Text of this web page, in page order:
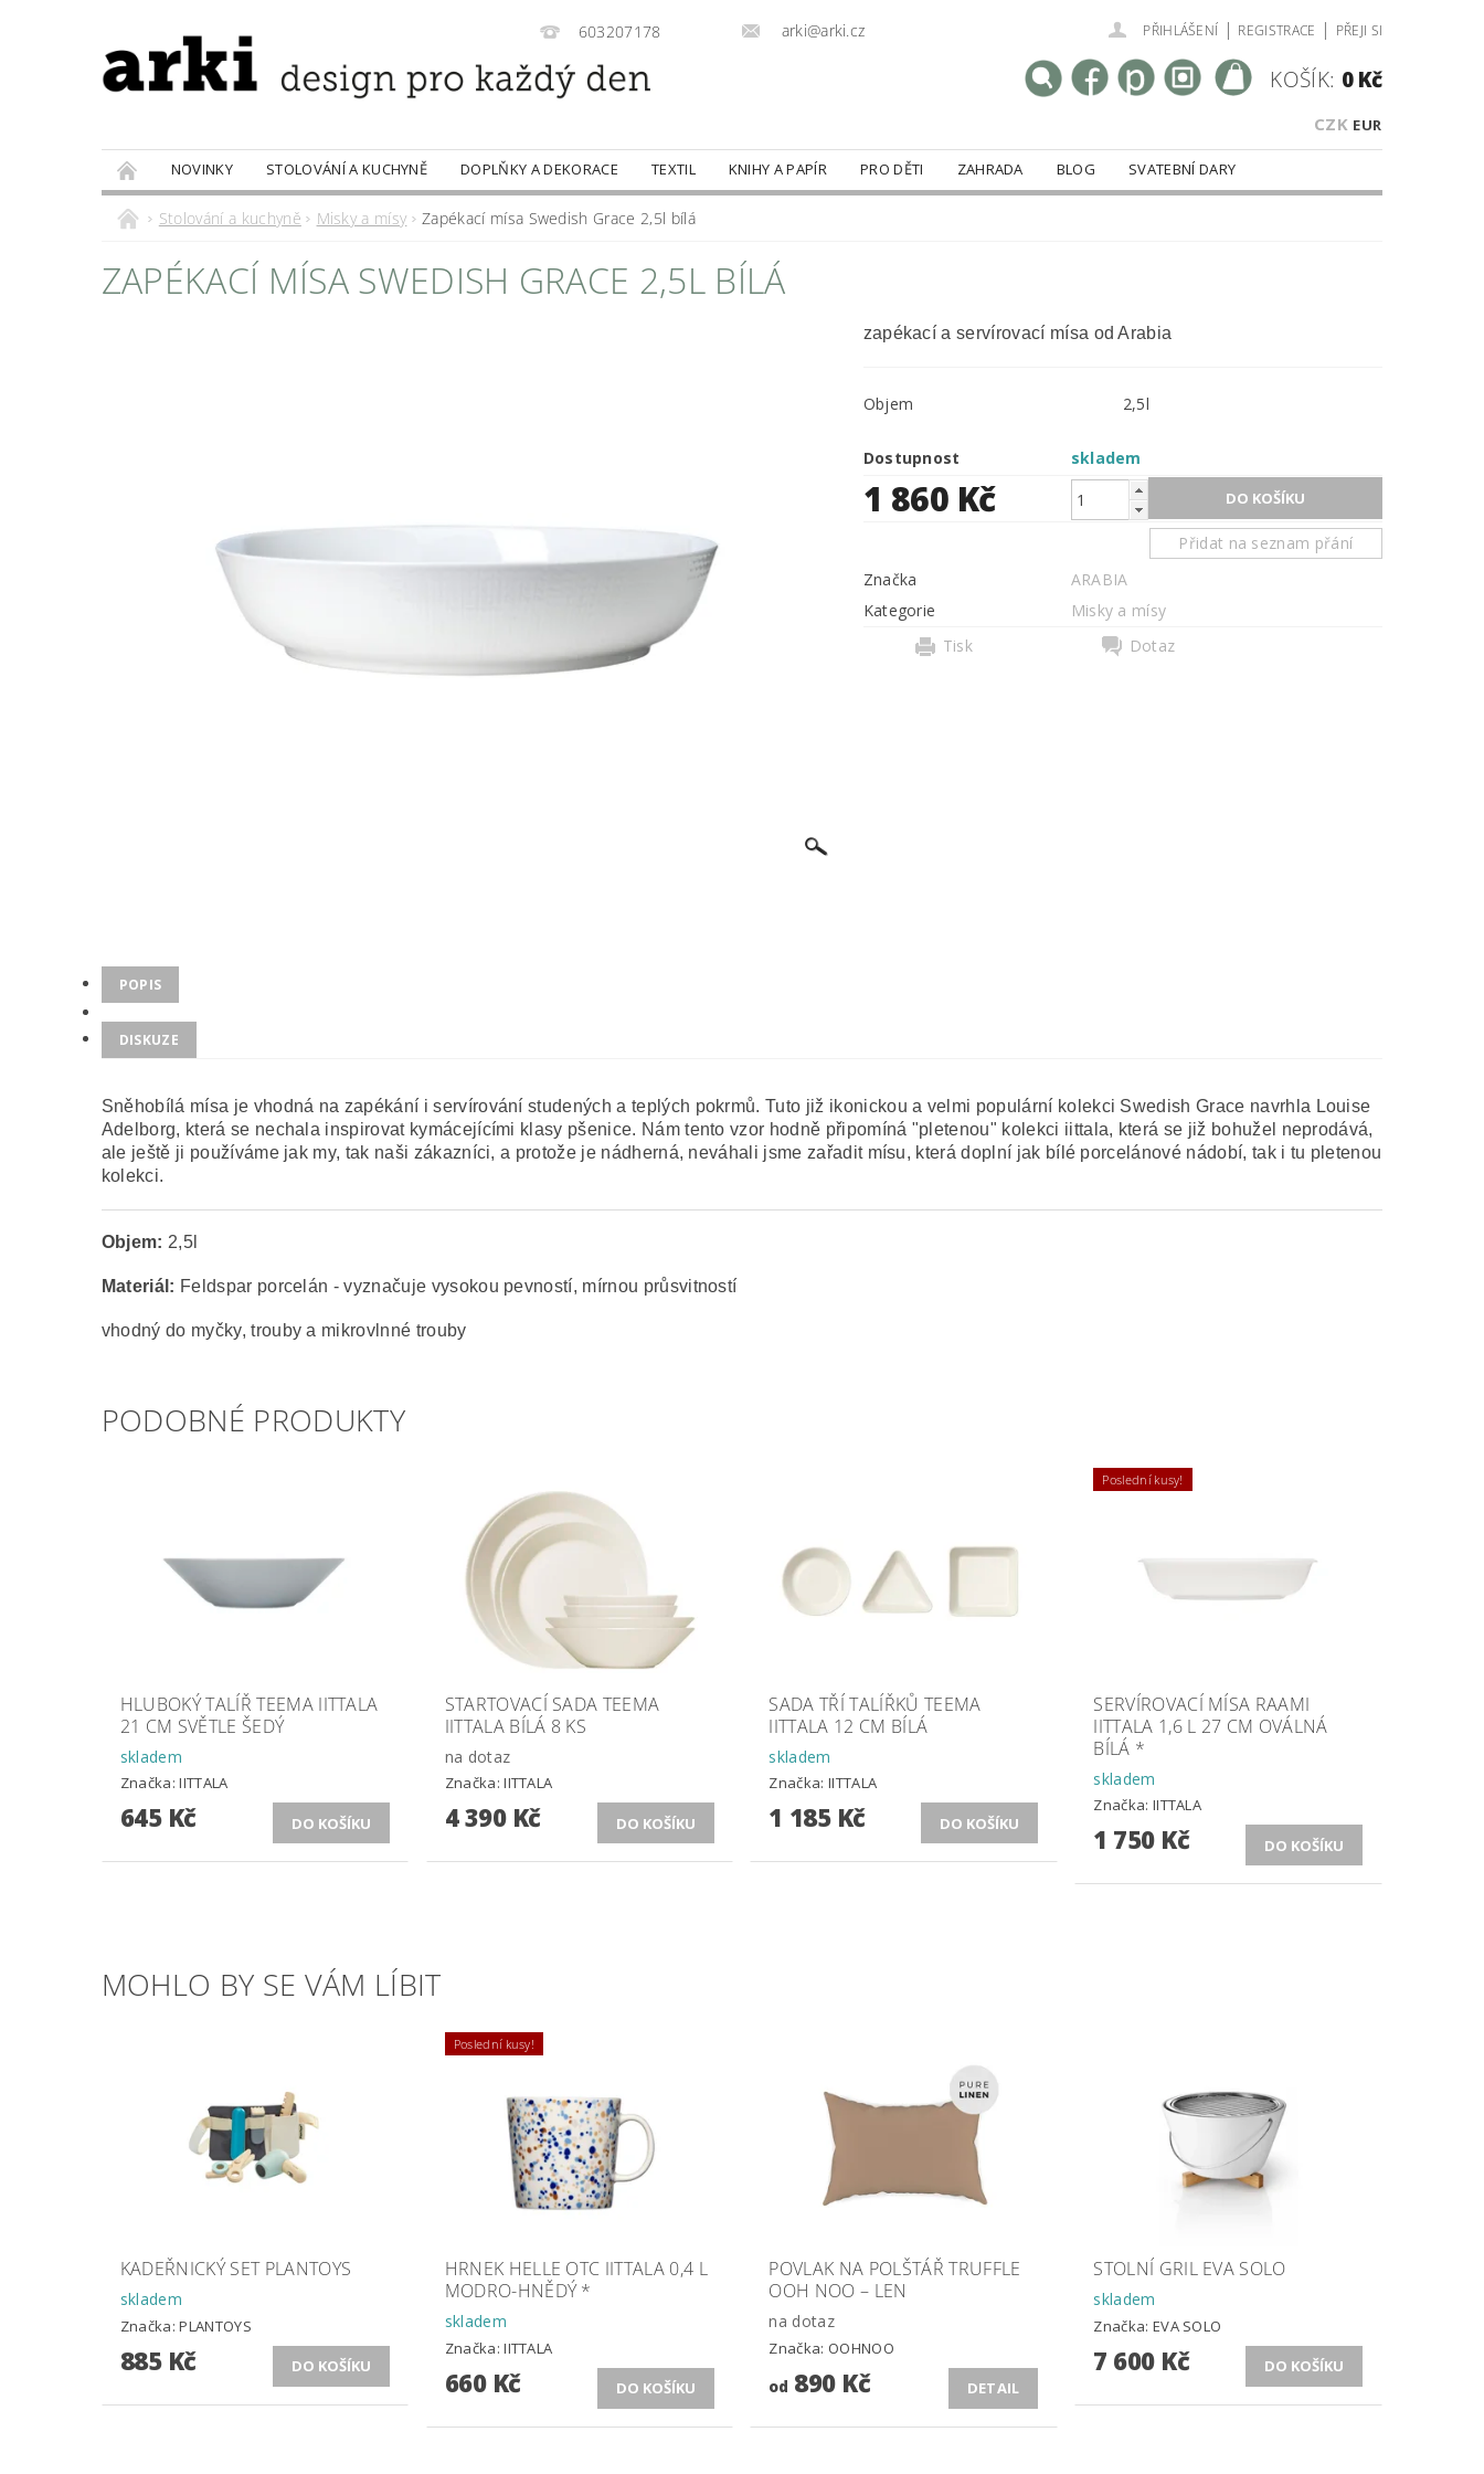
603207178 arki@arki.cz PŘIHLÁŠENÍ | REGISTRACE | PŘEJI SI
CZK EUR
KOŠÍK: 0 Kč
NOVINKY STOLOVÁNÍ A KUCHYNĚ DOPLŇKY A DEKORACE TEXTIL KNIHY A PAPÍR PRO DĚTI ZAHRADA BLOG
SVATEBNÍ DARY
PRODÁVANÉ ZNAČKY
DOBROTY
Stolování a kuchyně Misky a mísy Zapékací mísa Swedish Grace 2,5l bílá
ZAPÉKACÍ MÍSA SWEDISH GRACE 2,5L BÍLÁ
zapékací a servírovací mísa od Arabia
Objem 2,5l
Dostupnost skladem
1 860 Kč
Přidat na seznam přání
Značka
ARABIA
Kategorie
Misky a mísy
Tisk
Dotaz
POPIS
DISKUZE
Sněhobílá mísa je vhodná na zapékání i servírování studených a teplých pokrmů. Tuto již ikonickou a velmi populární kolekci Swedish Grace navrhla Louise
Adelborg, která se nechala inspirovat kymácejícími klasy pšenice. Nám tento vzor hodně připomíná "pletenou" kolekci iittala, která se již bohužel neprodává,
ale ještě ji používáme jak my, tak naši zákazníci, a protože je nádherná, neváhali jsme zařadit mísu, která doplní jak bílé porcelánové nádobí, tak i tu pletenou
kolekci.
Objem: 2,5l
Materiál: Feldspar porcelán - vyznačuje vysokou pevností, mírnou průsvitností
vhodný do myčky, trouby a mikrovlnné trouby
PODOBNÉ PRODUKTY
HLUBOKÝ TALÍŘ TEEMA IITTALA
21 CM SVĚTLE ŠEDÝ
skladem
Značka:IITTALA
645 Kč
STARTOVACÍ SADA TEEMA
IITTALA BÍLÁ 8 KS
na dotaz
Značka:IITTALA
4 390 Kč
SADA TŘÍ TALÍŘKŮ TEEMA
IITTALA 12 CM BÍLÁ
skladem
Značka:IITTALA
1 185 Kč
Poslední kusy!
SERVÍROVACÍ MÍSA RAAMI
IITTALA 1,6 L 27 CM OVÁLNÁ
BÍLÁ *
skladem
Značka: IITTALA
1 750 Kč
MOHLO BY SE VÁM LÍBIT
KADEŘNICKÝ SET PLANTOYS
skladem
Značka:PLANTOYS
885 Kč
Poslední kusy!
HRNEK HELLE OTC IITTALA 0,4 L
MODRO-HNĚDÝ *
skladem
Značka:IITTALA
660 Kč
POVLAK NA POLŠTÁŘ TRUFFLE
OOH NOO – LEN
na dotaz
Značka: OOHNOO
od 890 Kč DETAIL
STOLNÍ GRIL EVA SOLO
skladem
Značka: EVA SOLO
7 600 Kč